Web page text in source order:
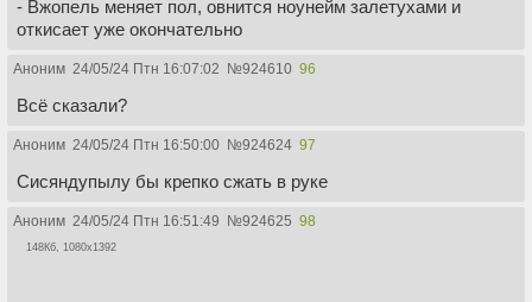
- Вжопель меняет пол, овнится ноунейм залетухами и
откисает уже окончательно
Аноним 24/05/24 Птн 16:07:02 №924610 96
Всё сказали?
Аноним 24/05/24 Птн 16:50:00 №924624 97
Сисяндупылу бы крепко сжать в руке
Аноним 24/05/24 Птн 16:51:49 №924625 98
148Кб, 1080x1392